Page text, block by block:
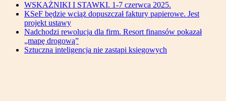
WSKAŻNIKI I STAWKI. 1-7 czerwca 2025.
KSeF będzie wciąż dopuszczał faktury papierowe. Jest
projekt ustawy
Nadchodzi rewolucja dla firm. Resort finansów pokazał
„mapę drogową”
Sztuczna inteligencja nie zastąpi księgowych